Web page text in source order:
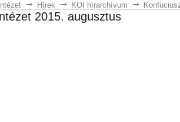
Hírek KOI hírarchívum
2015. augusztus